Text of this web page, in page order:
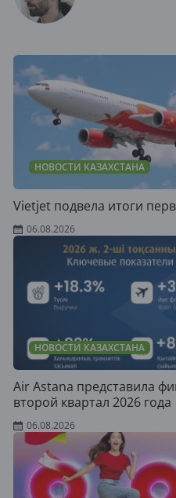
НОВОСТИ КАЗАХСТАНА
Vietjet подвела итоги
06.08.2026
НОВОСТИ КАЗАХСТАНА
Air Astana представила
второй квартал 2026 года
06.08.2026